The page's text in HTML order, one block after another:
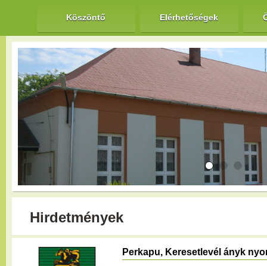
Köszöntő Elérhetőségek
Hirdetmények
Perkapu, Keresetlevél ányk